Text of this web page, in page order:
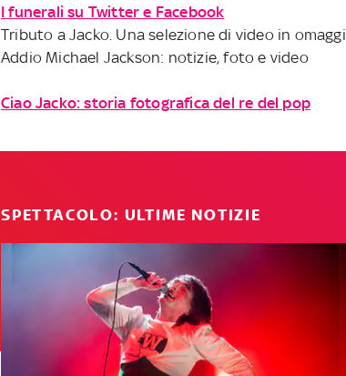
I funerali su Twitter e Facebook
Tributo a Jacko. Una selezione di video in
Addio Michael Jackson: notizie, foto e video
Ciao Jacko: storia fotografica del re del pop
SPETTACOLO: ULTIME NOTIZIE